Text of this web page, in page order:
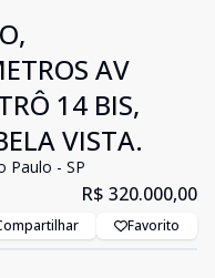
AV
14 BIS,
VISTA.
Paulo - SP
R$ 320.000,00
Favorito